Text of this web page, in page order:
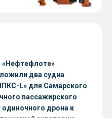
«Нефтефлоте»
два судна
L» для Самарского
пассажирского
одиночного дрона к